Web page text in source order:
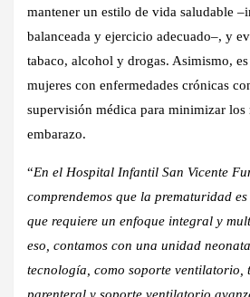
mantener un estilo de vida saludable
balanceada y ejercicio adecuado–, y
tabaco, alcohol y drogas. Asimismo,
mujeres con enfermedades crónicas
supervisión médica para minimizar los
embarazo.
“En el Hospital Infantil San Vicente
comprendemos que la prematuridad
que requiere un enfoque integral y
eso, contamos con una unidad
tecnología, como soporte ventilatorio,